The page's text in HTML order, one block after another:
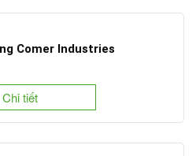
Comer Industries
Chi tiết